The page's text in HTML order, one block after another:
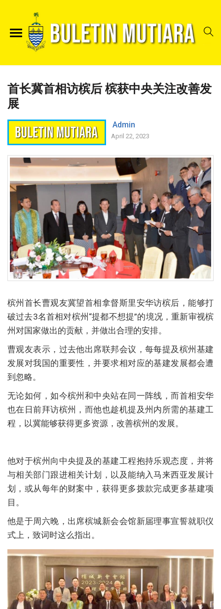
首长冀首相访槟后 槟获中央关注改善发
展
Admin
April 22, 2023
槟州首长曹观友冀望首相拿督斯里安华访槟后，能够打
破过去3名首相对槟州“提都不想提”的境况，重新审视槟
州对国家做出的贡献，并做出合理的安排。
曹观友表示，过去他出席联邦会议，每每提及槟州基建
发展对我国的重要性，并要求相对应的基建发展都会遭
到忽略。
无论如何，如今槟州和中央站在同一阵线，而首相安华
也在日前拜访槟州，而他也趁机提及州内所需的基建工
程，以冀能够获得更多资源，改善槟州的发展。
他对于槟州向中央提及的基建工程抱持乐观态度，并将
与相关部门跟进相关计划，以及能纳入马来西亚发展计
划，或从每年的财案中，获得更多拨款完成更多基建项
目。
他是于周六晚，出席槟城新会会馆新届理事宣誓就职仪
式上，致词时这么指出。